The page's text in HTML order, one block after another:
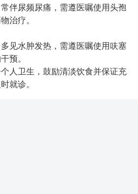
伴尿频尿痛，需遵医嘱使用头孢
治疗。
见水肿发热，需遵医嘱使用呋塞
预。
人卫生，鼓励清淡饮食并保证充
就诊。